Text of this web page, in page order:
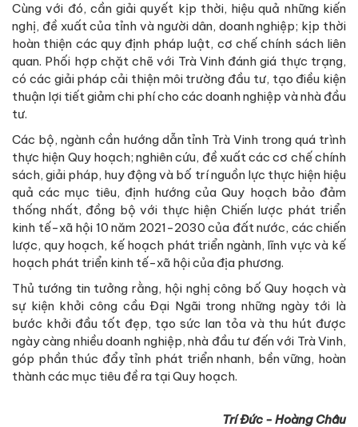
Cùng với đó, cần giải quyết kịp thời, hiệu quả những kiến
nghị, đề xuất của tỉnh và người dân, doanh nghiệp; kịp thời
hoàn thiện các quy định pháp luật, cơ chế chính sách liên
quan. Phối hợp chặt chẽ với Trà Vinh đánh giá thực trạng,
có các giải pháp cải thiện môi trường đầu tư, tạo điều kiện
thuận lợi tiết giảm chi phí cho các doanh nghiệp và nhà đầu
tư.
Các bộ, ngành cần hướng dẫn tỉnh Trà Vinh trong quá trình
thực hiện Quy hoạch; nghiên cứu, đề xuất các cơ chế chính
sách, giải pháp, huy động và bố trí nguồn lực thực hiện hiệu
quả các mục tiêu, định hướng của Quy hoạch bảo đảm
thống nhất, đồng bộ với thực hiện Chiến lược phát triển
kinh tế-xã hội 10 năm 2021-2030 của đất nước, các chiến
lược, quy hoạch, kế hoạch phát triển ngành, lĩnh vực và kế
hoạch phát triển kinh tế-xã hội của địa phương.
Thủ tướng tin tưởng rằng, hội nghị công bố Quy hoạch và
sự kiện khởi công cầu Đại Ngãi trong những ngày tới là
bước khởi đầu tốt đẹp, tạo sức lan tỏa và thu hút được
ngày càng nhiều doanh nghiệp, nhà đầu tư đến với Trà Vinh,
góp phần thúc đẩy tỉnh phát triển nhanh, bền vững, hoàn
thành các mục tiêu đề ra tại Quy hoạch.
Trí Đức - Hoàng Châu